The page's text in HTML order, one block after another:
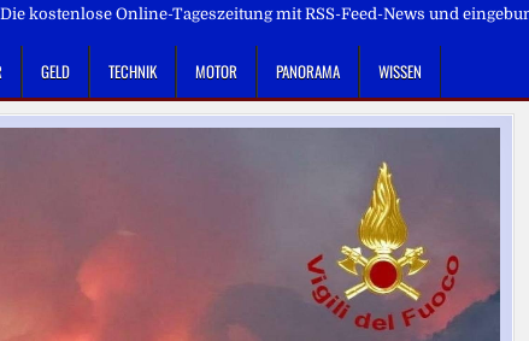
kostenlose Online-Tageszeitung mit RSS-Feed-News und
GELD TECHNIK MOTOR PANORAMA WISSEN